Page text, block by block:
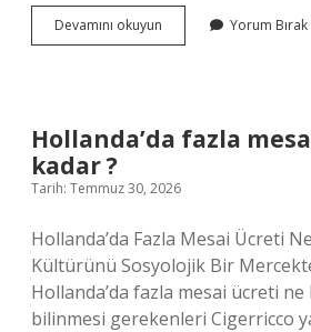
Devamını okuyun
ayar
?
Yorum Bırak
Hollanda’da fazla
kadar ?
Tarih: Temmuz 30, 2026
Hollanda’da Fazla Mesai Ücreti
Kültürünü Sosyolojik Bir
Hollanda’da fazla mesai ücreti ne
bilinmesi gerekenleri Cigerricco